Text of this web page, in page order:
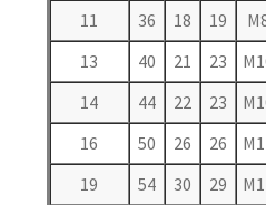
11
36 18 19
13
40 21 23
14
44 22 23
16
50 26 26
19
54 30 29